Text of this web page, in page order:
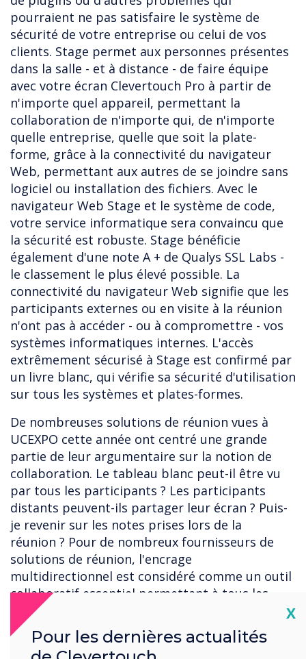
pourraient ne pas satisfaire le système de
sécurité de votre entreprise ou celui de vos
clients. Stage permet aux personnes présentes
dans la salle - et à distance - de faire équipe
avec votre écran Clevertouch Pro à partir de
n'importe quel appareil, permettant la
collaboration de n'importe qui, de n'importe
quelle entreprise, quelle que soit la plate-
forme, grâce à la connectivité du navigateur
Web, permettant aux autres de se joindre sans
logiciel ou installation des fichiers. Avec le
navigateur Web Stage et le système de code,
votre service informatique sera convaincu que
la sécurité est robuste. Stage bénéficie
également d'une note A + de Qualys SSL Labs -
le classement le plus élevé possible. La
connectivité du navigateur Web signifie que les
participants externes ou en visite à la réunion
n'ont pas à accéder - ou à compromettre - vos
systèmes informatiques internes. L'accès
extrêmement sécurisé à Stage est confirmé par
un livre blanc, qui vérifie sa sécurité d'utilisation
sur tous les systèmes et plates-formes.
De nombreuses solutions de réunion vues à
UCEXPO cette année ont centré une grande
partie de leur argumentaire sur la notion de
collaboration. Le tableau blanc peut-il être vu
par tous les participants ? Les participants
distants peuvent-ils partager leur écran ? Puis-
je revenir sur les notes prises lors de la
réunion ? Pour de nombreux fournisseurs de
solutions de réunion, l'encrage
multidirectionnel est considéré comme un outil
collaboratif essentiel permettant à tous les
participants de participer à la prise de décision
lors de la réunion, plutôt que de simplement se
tenir à l'écart en tant que spectateur passif.
X
Pour les dernières actualités